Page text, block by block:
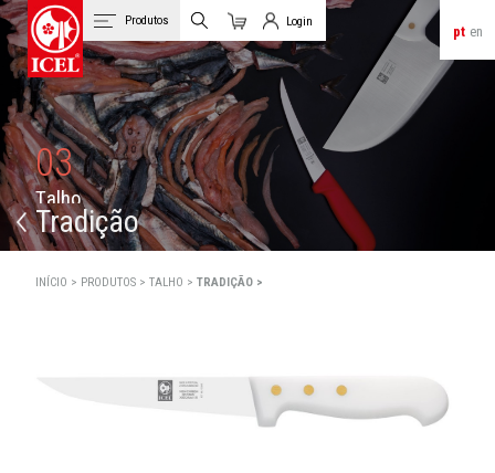
pt en
Produtos
Carrinho
Login
Login de Clientes
03
Talho
Tradição
INÍCIO > PRODUTOS >TALHO >TRADIÇÃO >